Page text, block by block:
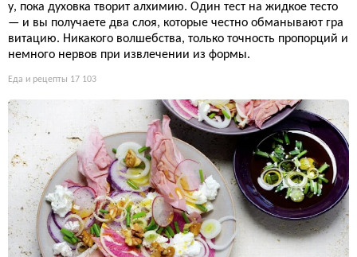
у, пока духовка творит алхимию. Один тест на жидкое тесто
— и вы получаете два слоя, которые честно обманывают гра
витацию. Никакого волшебства, только точность пропорций и
немного нервов при извлечении из формы.
Еда и рецепты 17 103